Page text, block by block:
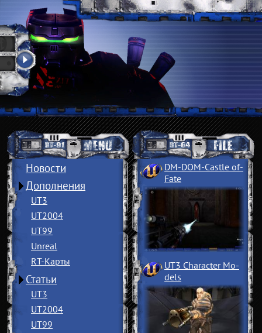
Новости
Дополнения
UT3
UT2004
UT99
Unreal
RT-Карты
Статьи
UT3
UT2004
UT99
DM-DOM-Castle of­
Fate
UT3 Character Mo­
dels